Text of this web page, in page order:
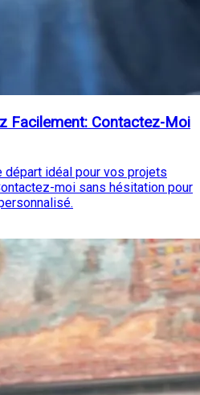
Facilement: Contactez-Moi
départ idéal pour vos projets
moi sans hésitation pour